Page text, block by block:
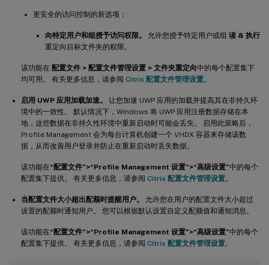
更安全的访问控制的新选项：
向特定用户和组授予访问权限。 允许您授予特定用户或组 读 & 执行
重定向目标文件夹的权限。
该功能在 配置文件 > 配置文件管理设置 > 文件夹重定向中的每个配置集下
均可用。 有关更多信息，请参阅 Citrix 配置文件管理设置。
启用 UWP 应用加载加速。
让您加速 UWP 应用的加载并提高其在非持久环
境中的一致性。 默认情况下，Windows 将 UWP 应用注册数据存储在本
地，这些数据在非持久性环境中重新启动时可能会丢失。 启用此策略后，
Profile Management 会为每台计算机创建一个 VHDX 容器来存储该数
据，从而改善用户登录并防止在重新启动时丢失数据。
该功能在“配置文件”>“Profile Management 设置”>“高级设置”中的每个
配置集下提供。 有关更多信息，请参阅 Citrix 配置文件管理设置。
当配置文件大小超出配额时提醒用户。
允许您在用户的配置文件大小超过
设置的配额时通知用户。 您可以根据默认设置自定义配额值和通知消息。
该功能在“配置文件”>“Profile Management 设置”>“高级设置”中的每个
配置集下提供。 有关更多信息，请参阅 Citrix 配置文件管理设置。